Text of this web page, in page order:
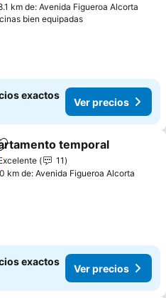
km de: Avenida Figueroa Alcorta
bien equipadasVer precios
exactos
Ver precios
Agregar a favoritos
temporal
11
km de: Avenida Figueroa Alcorta
exactos
Ver precios